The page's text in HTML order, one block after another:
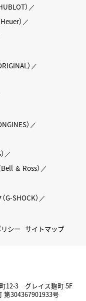
）
）
）
）
＆ Ross）
G-SHOCK）
シー サイトマップ
12-3 グレイス麹町 5F
第304367901933号